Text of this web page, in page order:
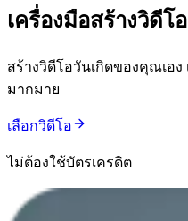
เครื่องมือสร้างวิดีโ
สร้างวิดีโอวันเกิดของคุณเอ
มากมาย
เลือกวิดีโอ
ไม่ต้องใช้บัตรเครดิต